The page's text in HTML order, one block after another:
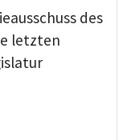
des
letzten